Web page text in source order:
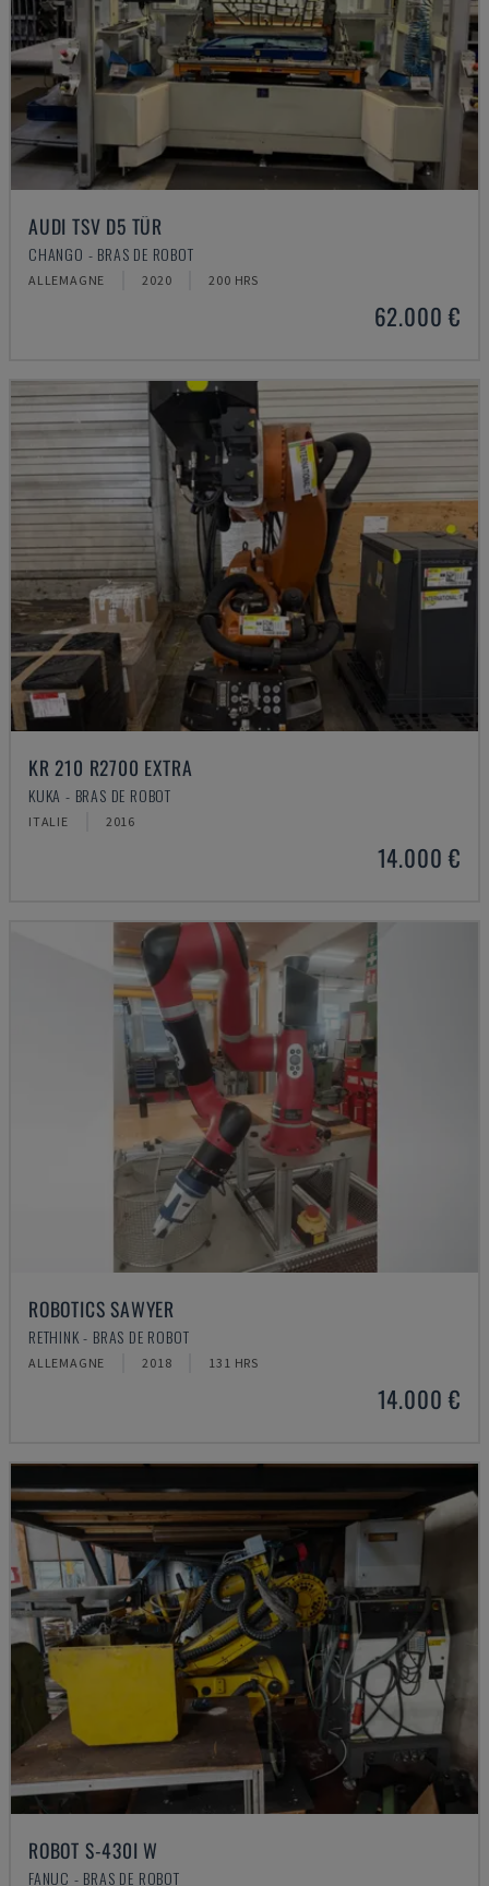
AUDI TSV D5 TÜR
CHANGO - BRAS DE ROBOT
ALLEMAGNE 2020 200 HRS
62.000 €
KR 210 R2700 EXTRA
KUKA - BRAS DE ROBOT
ITALIE 2016
14.000 €
ROBOTICS SAWYER
RETHINK - BRAS DE ROBOT
ALLEMAGNE 2018 131 HRS
14.000 €
ROBOT S-430I W
FANUC - BRAS DE ROBOT